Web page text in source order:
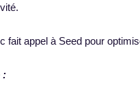
fait appel à Seed pour
: